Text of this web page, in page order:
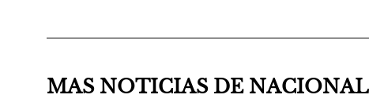
MAS NOTICIAS DE NACIONAL